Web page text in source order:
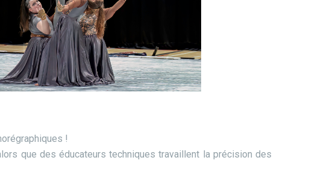
!
que des éducateurs techniques travaillent la précision des